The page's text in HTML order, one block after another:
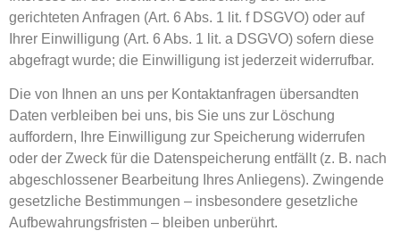
gerichteten Anfragen (Art. 6 Abs. 1 lit. f DSGVO) oder auf
Ihrer Einwilligung (Art. 6 Abs. 1 lit. a DSGVO) sofern diese
abgefragt wurde; die Einwilligung ist jederzeit widerrufbar.
Die von Ihnen an uns per Kontaktanfragen übersandten
Daten verbleiben bei uns, bis Sie uns zur Löschung
auffordern, Ihre Einwilligung zur Speicherung widerrufen
oder der Zweck für die Datenspeicherung entfällt (z. B. nach
abgeschlossener Bearbeitung Ihres Anliegens). Zwingende
gesetzliche Bestimmungen – insbesondere gesetzliche
Aufbewahrungsfristen – bleiben unberührt.